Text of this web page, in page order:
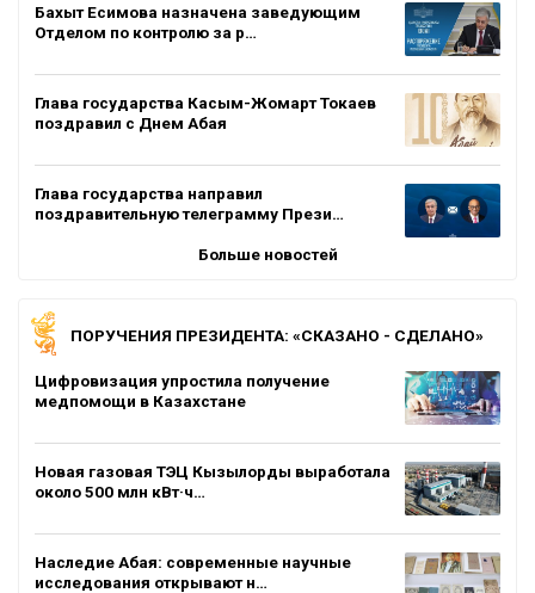
Бахыт Есимова назначена заведующим
Отделом по контролю за р…
Глава государства Касым-Жомарт Токаев
поздравил с Днем Абая
Глава государства направил
поздравительную телеграмму Прези…
Больше новостей
ПОРУЧЕНИЯ ПРЕЗИДЕНТА: «СКАЗАНО - СДЕЛАНО»
Цифровизация упростила получение
медпомощи в Казахстане
Новая газовая ТЭЦ Кызылорды выработала
около 500 млн кВт·ч…
Наследие Абая: современные научные
исследования открывают н…